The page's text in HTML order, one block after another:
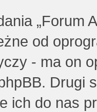
„Forum
od
- ma on
Drugi
ich do nas